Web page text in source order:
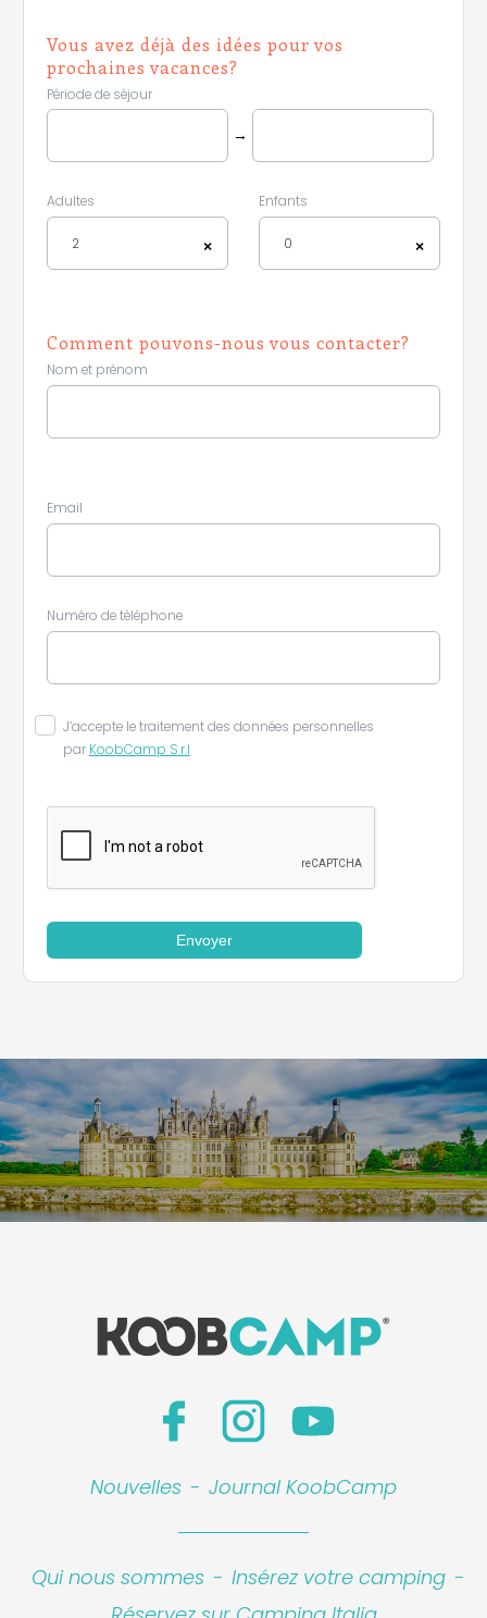
Vous avez déjà des idées pour vos
prochaines vacances?
Période de séjour
→
Adultes
×
2
Enfants
×
0
Comment pouvons-nous vous contacter?
Nom et prénom
Email
Numéro de téléphone
J’accepte le traitement des données personnelles
par KoobCamp S.r.l
Envoyer
Nouvelles - Journal KoobCamp
Qui nous sommes - Insérez votre camping -